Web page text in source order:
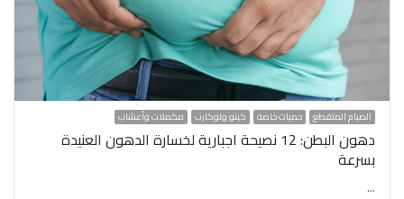
الصيام المتقطع حميات خاصة كيتو ولوكارب مكملات وأعشاب
دهون البطن: 12 نصيحة اجبارية لخسارة الدهون العنيدة
بسرعة
…